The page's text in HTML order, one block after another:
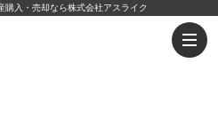
入・売却なら株式会社アスライク